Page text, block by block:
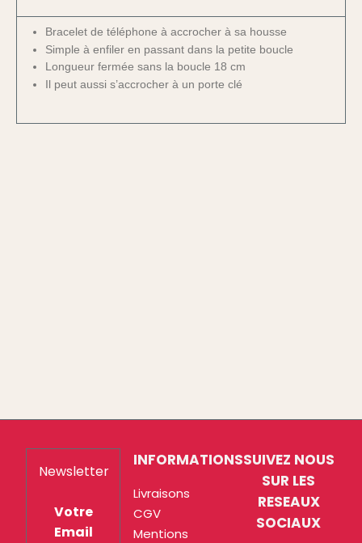
Bracelet de téléphone à accrocher à sa housse
Simple à enfiler en passant dans la petite boucle
Longueur fermée sans la boucle 18 cm
Il peut aussi s’accrocher à un porte clé
Newsletter
Votre
Email
INFORMATIONS
Livraisons
CGV
Mentions
SUIVEZ NOUS
SUR LES
RESEAUX
SOCIAUX